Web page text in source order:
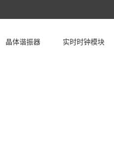
晶体谐振器 实时时钟模块